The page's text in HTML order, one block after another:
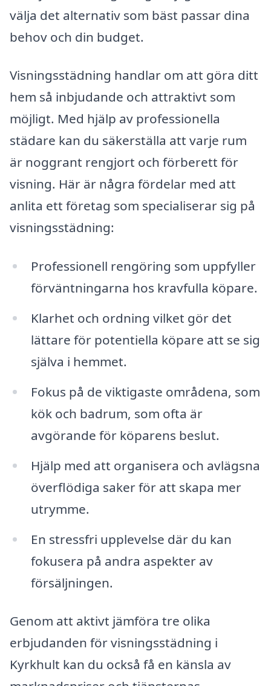
välja det alternativ som bäst passar dina
behov och din budget.
Visningsstädning handlar om att göra ditt
hem så inbjudande och attraktivt som
möjligt. Med hjälp av professionella
städare kan du säkerställa att varje rum
är noggrant rengjort och förberett för
visning. Här är några fördelar med att
anlita ett företag som specialiserar sig på
visningsstädning:
Professionell rengöring som uppfyller
förväntningarna hos kravfulla köpare.
Klarhet och ordning vilket gör det
lättare för potentiella köpare att se sig
själva i hemmet.
Fokus på de viktigaste områdena, som
kök och badrum, som ofta är
avgörande för köparens beslut.
Hjälp med att organisera och avlägsna
överflödiga saker för att skapa mer
utrymme.
En stressfri upplevelse där du kan
fokusera på andra aspekter av
försäljningen.
Genom att aktivt jämföra tre olika
erbjudanden för visningsstädning i
Kyrkhult kan du också få en känsla av